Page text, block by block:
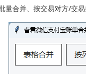
量合并、按交易对方/交